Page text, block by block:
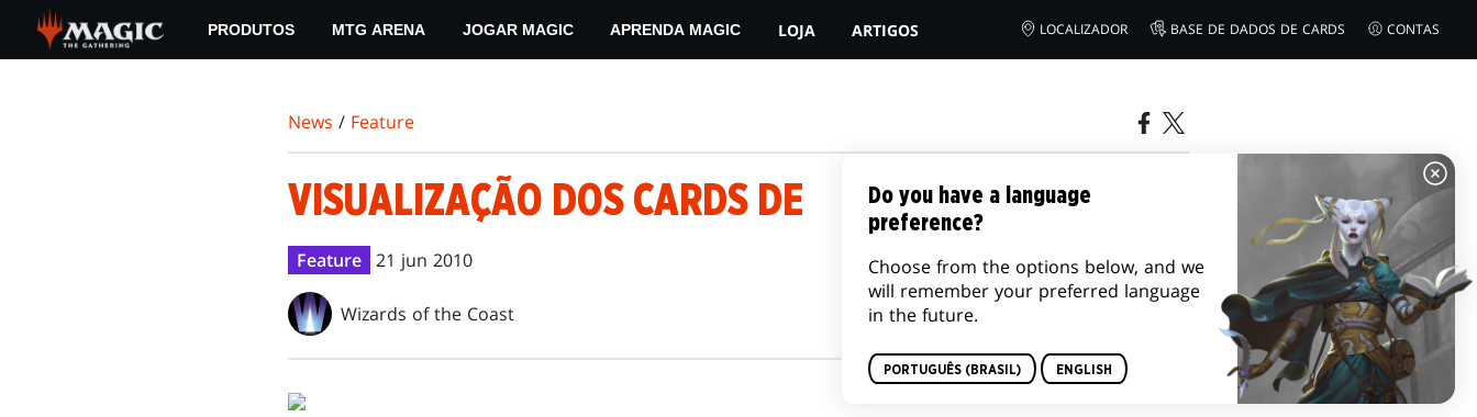
main
PRODUTOS MTG ARENA JOGAR MAGIC APRENDA MAGIC LOJA ARTIGOS LOCALIZADOR BASE DE DADOS DE CARDS CONTAS
News / Feature
VISUALIZAÇÃO DOS CARDS DE
Feature 21 jun 2010
Wizards of the Coast
Do you have a language
preference?
Choose from the options below, and we
will remember your preferred language
in the future.
PORTUGUÊS (BRASIL) ENGLISH